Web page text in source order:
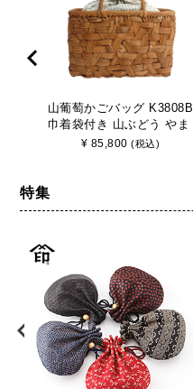
山葡萄かごバッグ K3808B
巾着袋付き 山ぶどう やま
ぶどう 手作り さんび
¥ 85,800 (税込)
特集